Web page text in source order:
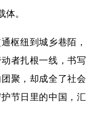
体。
纽到城乡巷陌，
者扎根一线，书写
聚，却成全了社会
节日里的中国，汇